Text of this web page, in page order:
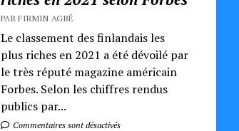
PAR FIRMIN AGBÉ
Le classement des finlandais les
plus riches en 2021 a été dévoilé par
le très réputé magazine américain
Forbes. Selon les chiffres rendus
publics par...
Commentaires sont désactivés